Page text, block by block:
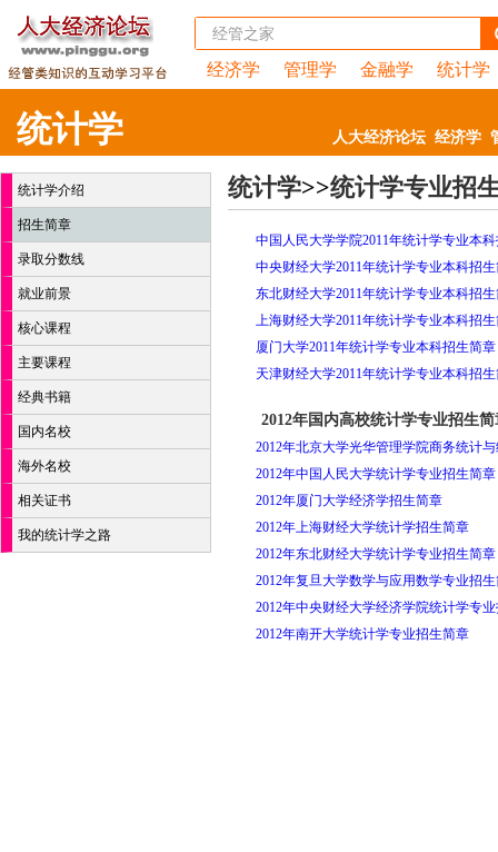
经济学 管理学 金融学 统计学
统计学 人大经济论坛 经济学
统计学介绍
招生简章
录取分数线
就业前景
核心课程
主要课程
经典书籍
国内名校
海外名校
相关证书
我的统计学之路
统计学>>统计学专业招
中国人民大学学院2011年统计学专业本
中央财经大学2011年统计学专业本科招
东北财经大学2011年统计学专业本科招
上海财经大学2011年统计学专业本科招
厦门大学2011年统计学专业本科招生简章
天津财经大学2011年统计学专业本科招
2012年国内高校统计学专业招生简
2012年北京大学光华管理学院商务统计
2012年中国人民大学统计学专业招生简章
2012年厦门大学经济学招生简章
2012年上海财经大学统计学招生简章
2012年东北财经大学统计学专业招生简章
2012年复旦大学数学与应用数学专业招
2012年中央财经大学经济学院统计学专
2012年南开大学统计学专业招生简章